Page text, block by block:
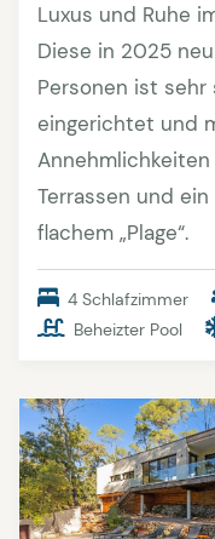
Luxus und Ruhe
Diese in 2025
Personen ist
eingerichtet und
Terrassen und
flachem „Plage“.
4 Schlafzimmer
Beheizter Pool